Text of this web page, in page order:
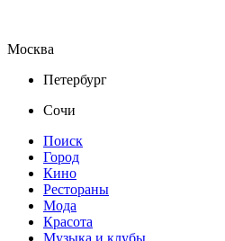
Москва
Петербург
Сочи
Поиск
Город
Кино
Рестораны
Мода
Красота
Музыка и клубы